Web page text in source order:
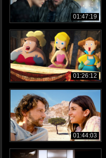
01:47:19
01:26:12
01:44:03